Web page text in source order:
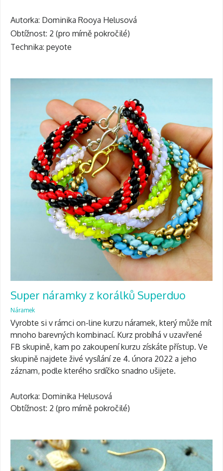
Autorka: Dominika Rooya Helusová
Obtížnost: 2 (pro mírně pokročilé)
Technika: peyote
Super náramky z korálků Superduo
Náramek
Vyrobte si v rámci on-line kurzu náramek, který může mít
mnoho barevných kombinací. Kurz probíhá v uzavřené
FB skupině, kam po zakoupení kurzu získáte přístup. Ve
skupině najdete živé vysílání ze 4. února 2022 a jeho
záznam, podle kterého srdíčko snadno ušijete.
Autorka: Dominika Helusová
Obtížnost: 2 (pro mírně pokročilé)